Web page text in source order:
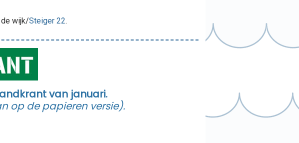
de wijk/Steiger 22.
van januari.
op de papieren versie).